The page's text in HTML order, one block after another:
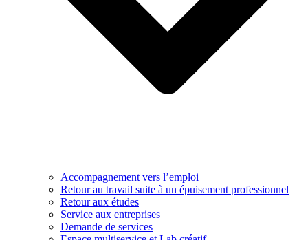
Accompagnement vers l’emploi
Retour au travail suite à un épuisement professionnel
Retour aux études
Service aux entreprises
Demande de services